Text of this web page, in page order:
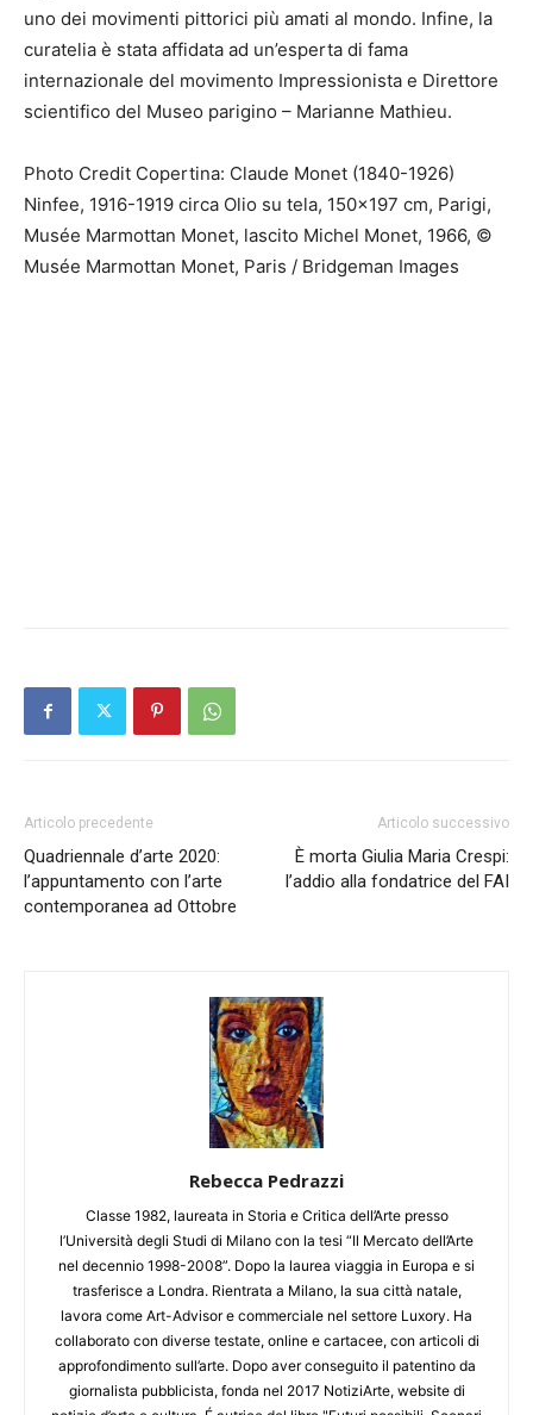
uno dei movimenti pittorici più amati al mondo. Infine, la
curatelia è stata affidata ad un’esperta di fama
internazionale del movimento Impressionista e Direttore
scientifico del Museo parigino – Marianne Mathieu.
Photo Credit Copertina: Claude Monet (1840-1926)
Ninfee, 1916-1919 circa Olio su tela, 150×197 cm, Parigi,
Musée Marmottan Monet, lascito Michel Monet, 1966, ©
Musée Marmottan Monet, Paris / Bridgeman Images
Articolo precedente
Quadriennale d’arte 2020:
l’appuntamento con l’arte
contemporanea ad Ottobre
Articolo successivo
È morta Giulia Maria Crespi:
l’addio alla fondatrice del FAI
Rebecca Pedrazzi
Classe 1982, laureata in Storia e Critica dell’Arte presso
l’Università degli Studi di Milano con la tesi “Il Mercato dell’Arte
nel decennio 1998-2008”. Dopo la laurea viaggia in Europa e si
trasferisce a Londra. Rientrata a Milano, la sua città natale,
lavora come Art-Advisor e commerciale nel settore Luxory. Ha
collaborato con diverse testate, online e cartacee, con articoli di
approfondimento sull’arte. Dopo aver conseguito il patentino da
giornalista pubblicista, fonda nel 2017 NotiziArte, website di